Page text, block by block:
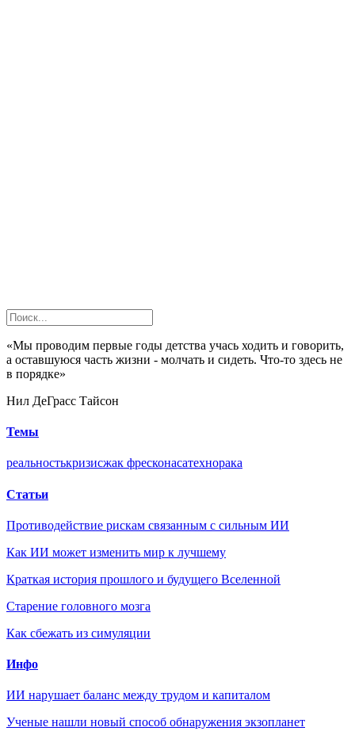
«Мы проводим первые годы детства учась ходить и говорить,
а оставшуюся часть жизни - молчать и сидеть. Что-то здесь не
в порядке»
Нил ДеГрасс Тайсон
Темы
реальностькризисжак фресконасатехнорака
Статьи
Противодействие рискам связанным с сильным ИИ
Как ИИ может изменить мир к лучшему
Краткая история прошлого и будущего Вселенной
Старение головного мозга
Как сбежать из симуляции
Инфо
ИИ нарушает баланс между трудом и капиталом
Ученые нашли новый способ обнаружения экзопланет